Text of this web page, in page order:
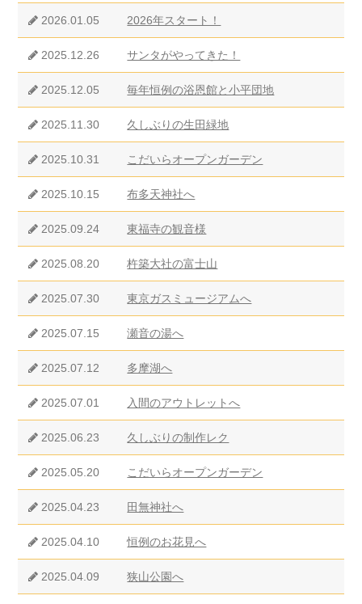
2026.01.05 2026年スタート！
2025.12.26 サンタがやってきた！
2025.12.05 毎年恒例の浴恩館と小平団地
2025.11.30 久しぶりの生田緑地
2025.10.31 こだいらオープンガーデン
2025.10.15 布多天神社へ
2025.09.24 東福寺の観音様
2025.08.20 杵築大社の富士山
2025.07.30 東京ガスミュージアムへ
2025.07.15 瀬音の湯へ
2025.07.12 多摩湖へ
2025.07.01 入間のアウトレットへ
2025.06.23 久しぶりの制作レク
2025.05.20 こだいらオープンガーデン
2025.04.23 田無神社へ
2025.04.10 恒例のお花見へ
2025.04.09 狭山公園へ